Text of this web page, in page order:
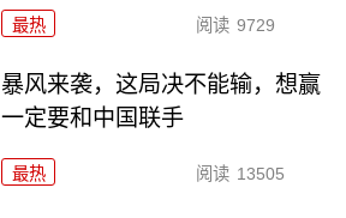
最热 阅读 9729
暴风来袭，这局决不能输，想赢
一定要和中国联手
最热 阅读 13505